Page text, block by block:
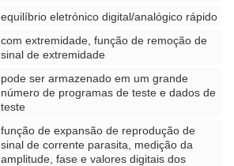
equilíbrio eletrónico digital/analógico rápido
com extremidade, função de remoção de
sinal de extremidade
pode ser armazenado em um grande
número de programas de teste e dados de
teste
função de expansão de reprodução de
sinal de corrente parasita, medição da
amplitude, fase e valores digitais dos